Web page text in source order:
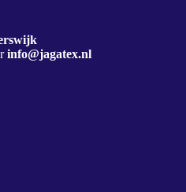
info@jagatex.nl